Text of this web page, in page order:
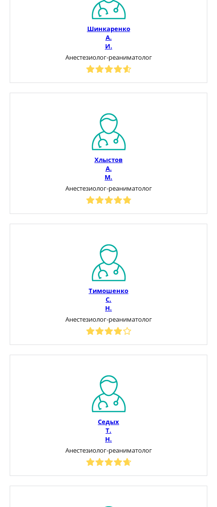
Шинкаренко
А.
И.
Анестезиолог-реаниматолог
Хлыстов
А.
М.
Анестезиолог-реаниматолог
Тимошенко
С.
Н.
Анестезиолог-реаниматолог
Седых
Т.
Н.
Анестезиолог-реаниматолог